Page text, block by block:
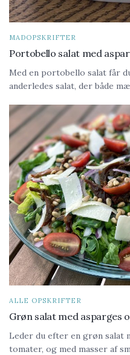
MADOPSKRIFTER
Portobello salat med
Med en portobello salat får
anderledes salat, der både
ALLE OPSKRIFTER
Grøn salat med asparges
Leder du efter en grøn salat
tomater, og med masser af